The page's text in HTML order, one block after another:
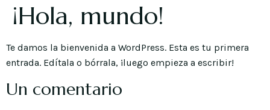
¡Hola, mundo!
Te damos la bienvenida a WordPress. Esta es tu primera
entrada. Edítala o bórrala, ¡luego empieza a escribir!
Un comentario